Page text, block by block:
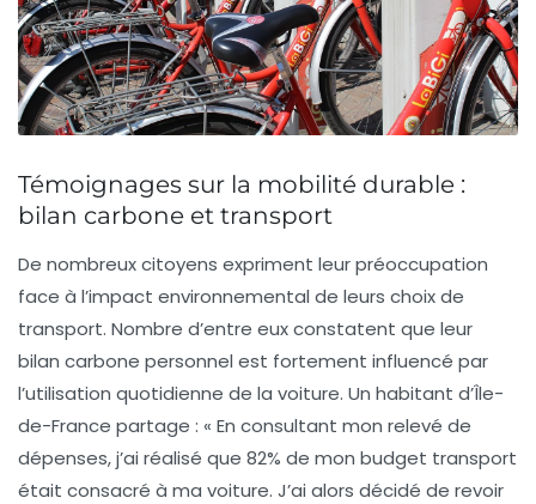
Témoignages sur la mobilité durable :
bilan carbone et transport
De nombreux citoyens expriment leur préoccupation
face à l’impact environnemental de leurs choix de
transport. Nombre d’entre eux constatent que leur
bilan carbone personnel est fortement influencé par
l’utilisation quotidienne de la voiture. Un habitant d’Île-
de-France partage : « En consultant mon relevé de
dépenses, j’ai réalisé que 82% de mon budget transport
était consacré à ma voiture. J’ai alors décidé de revoir